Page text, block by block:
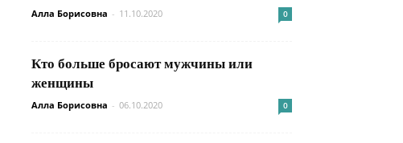
Алла Борисовна - 11.10.2020 0
Кто больше бросают мужчины или
женщины
Алла Борисовна - 06.10.2020 0